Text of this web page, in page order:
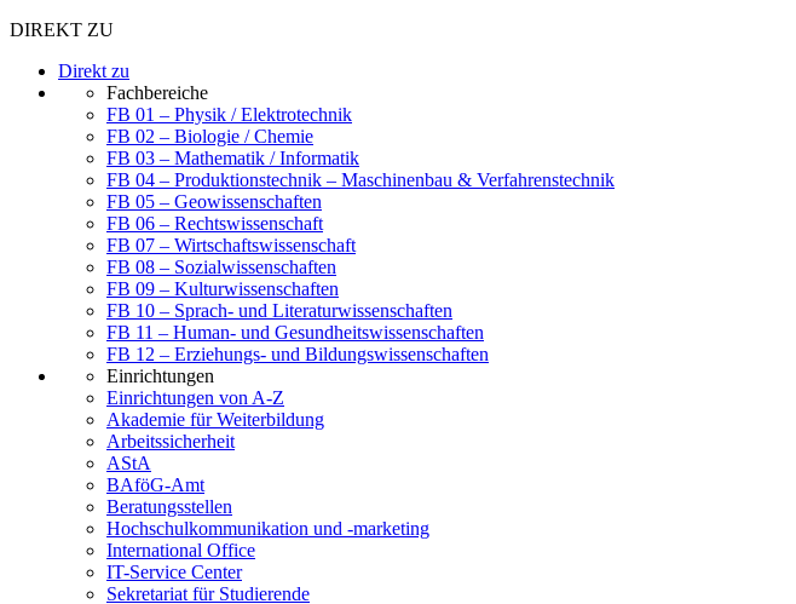
DIREKT ZU
Direkt zu
Fachbereiche
FB 01 – Physik / Elektrotechnik
FB 02 – Biologie / Chemie
FB 03 – Mathematik / Informatik
FB 04 – Produktionstechnik – Maschinenbau & Verfahrenstechnik
FB 05 – Geowissenschaften
FB 06 – Rechtswissenschaft
FB 07 – Wirtschaftswissenschaft
FB 08 – Sozialwissenschaften
FB 09 – Kulturwissenschaften
FB 10 – Sprach- und Literaturwissenschaften
FB 11 – Human- und Gesundheitswissenschaften
FB 12 – Erziehungs- und Bildungswissenschaften
Einrichtungen
Einrichtungen von A-Z
Akademie für Weiterbildung
Arbeitssicherheit
AStA
BAföG-Amt
Beratungsstellen
Hochschulkommunikation und -marketing
International Office
IT-Service Center
Sekretariat für Studierende